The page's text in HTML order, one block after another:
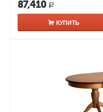
87,410 Р
КУПИТЬ